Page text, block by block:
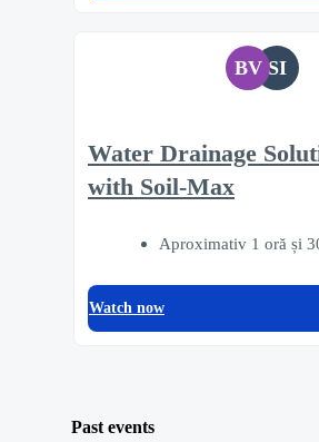
BV SI
Water Drainage
with Soil-Max
Aproximativ 1 oră și
Watch now
Past events